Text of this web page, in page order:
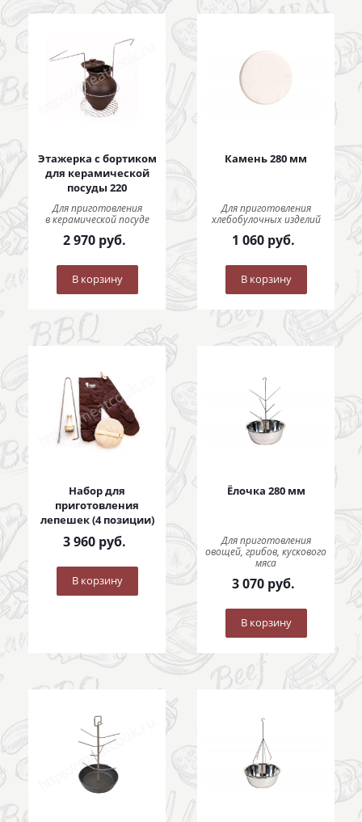
Этажерка с бортиком
для керамической
посуды 220
Для приготовления
в керамической посуде
2 970руб.
В корзину
Камень 280 мм
Для приготовления
хлебобулочных изделий
1 060руб.
В корзину
Набор для
приготовления
лепешек (4 позиции)
3 960руб.
В корзину
Ёлочка 280 мм
Для приготовления
овощей, грибов, кускового
мяса
3 070руб.
В корзину